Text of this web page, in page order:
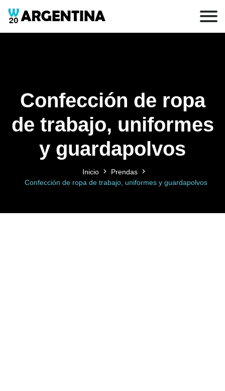
Confección de ropa
de trabajo, uniformes
y guardapolvos
Inicio
Prendas
Confección de ropa de trabajo, uniformes y guardapolvos